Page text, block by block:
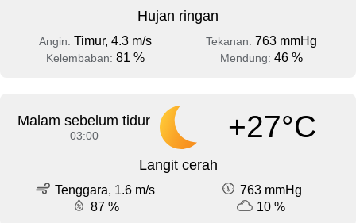
Hujan ringan
Angin: Timur, 4.3 m/s Tekanan: 763 mmHg
Kelembaban: 81 % Mendung: 46 %
Malam sebelum tidur
03:00 +27°C
Langit cerah
Tenggara, 1.6 m/s
763 mmHg
87 %
10 %